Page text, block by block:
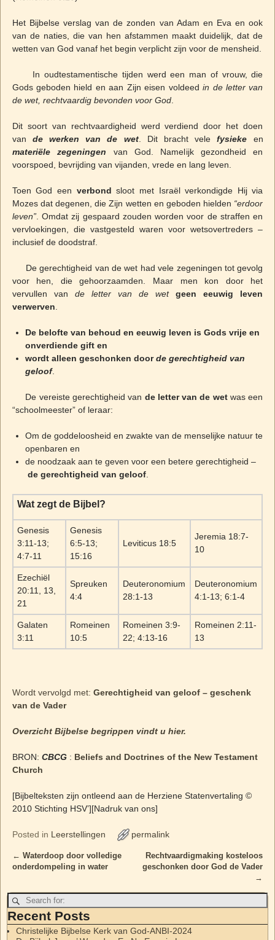
Het Bijbelse verslag van de zonden van Adam en Eva en ook
van de naties, die van hen afstammen maakt duidelijk, dat de
wetten van God vanaf het begin verplicht zijn voor de mensheid.
In oudtestamentische tijden werd een man of vrouw, die
Gods geboden hield en aan Zijn eisen voldeedin de letter van
de wet, rechtvaardig bevonden voor God.
Dit soort van rechtvaardigheid werd verdiend door het doen
van de werken van de wet. Dit bracht velefysieke en
materiële zegeningen van God. Namelijk gezondheid en
voorspoed, bevrijding van vijanden, vrede en lang leven.
Toen God een verbond sloot met Israël verkondigde Hij via
Mozes dat degenen, die Zijn wetten en geboden hielden “erdoor
leven”. Omdat zij gespaard zouden worden voor de straffen en
vervloekingen, die vastgesteld waren voor wetsovertreders –
inclusief de doodstraf.
De gerechtigheid van de wet had vele zegeningen tot gevolg
voor hen, die gehoorzaamden. Maar men kon door het
vervullen van de letter van de wet
geen eeuwig leven
verwerven.
De belofte van behoud en eeuwig leven is Gods vrije en
onverdiende gift en
wordt alleen geschonken doorde gerechtigheid van
geloof.
De vereiste gerechtigheid van de letter van de wetwas een
“schoolmeester” of leraar:
Om de goddeloosheid en zwakte van de menselijke natuur te
openbaren en
de noodzaak aan te geven voor een betere gerechtigheid –
de gerechtigheid van geloof.
Wat zegt de Bijbel?
Genesis
3:11-13;
4:7-11
Genesis
6:5-13;
15:16
Leviticus 18:5
Jeremia 18:7-
10
Ezechiël
20:11, 13,
21
Spreuken
4:4
Deuteronomium
28:1-13
Deuteronomium
4:1-13; 6:1-4
Galaten
3:11
Romeinen
10:5
Romeinen 3:9-
22; 4:13-16
Romeinen 2:11-
13
Wordt vervolgd met: Gerechtigheid van geloof – geschenk
van de Vader
Overzicht Bijbelse begrippen vindt u hier.
BRON: CBCG : Beliefs and Doctrines of the New Testament
Church
[Bijbelteksten zijn ontleend aan de Herziene Statenvertaling ©
2010 Stichting HSV’][Nadruk van ons]
Posted in Leerstellingen permalink
Post navigation
← Waterdoop door volledige
onderdompeling in water
Rechtvaardigmaking kosteloos
geschonken door God de Vader
→
Recent Posts
Christelijke Bijbelse Kerk van God-ANBI-2024